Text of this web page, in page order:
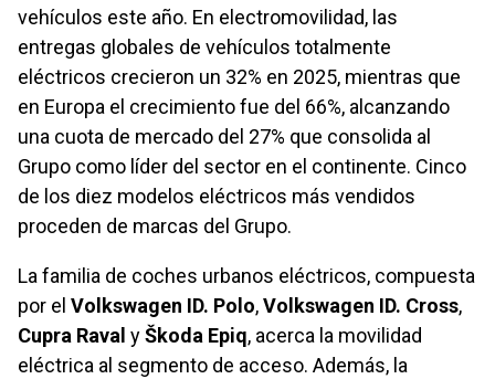
vehículos este año. En electromovilidad, las
entregas globales de vehículos totalmente
eléctricos crecieron un 32% en 2025, mientras que
en Europa el crecimiento fue del 66%, alcanzando
una cuota de mercado del 27% que consolida al
Grupo como líder del sector en el continente. Cinco
de los diez modelos eléctricos más vendidos
proceden de marcas del Grupo.
La familia de coches urbanos eléctricos, compuesta
por el Volkswagen ID. Polo,Volkswagen ID. Cross,
Cupra Raval yŠkoda Epiq, acerca la movilidad
eléctrica al segmento de acceso. Además, la